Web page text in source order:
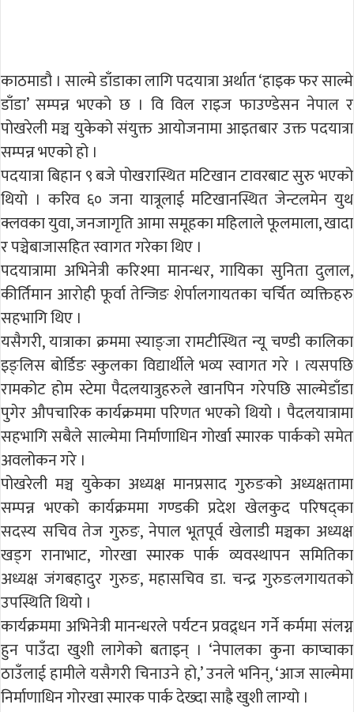
काठमाडौ । साल्मे डाँडाका लागि पदयात्रा अर्थात ‘हाइक फर साल्मे
डाँडा’ सम्पन्न भएको छ । वि विल राइज फाउण्डेसन नेपाल र
पोखरेली मञ्च युकेको संयुक्त आयोजनामा आइतबार उक्त पदयात्रा
सम्पन्न भएको हो ।
पदयात्रा बिहान ९ बजे पोखरास्थित मटिखान टावरबाट सुरु भएको
थियो । करिव ६० जना यात्रूलाई मटिखानस्थित जेन्टलमेन युथ
क्लवका युवा, जनजागृति आमा समूहका महिलाले फूलमाला, खादा
र पञ्चेबाजासहित स्वागत गरेका थिए ।
पदयात्रामा अभिनेत्री करिश्मा मानन्धर, गायिका सुनिता दुलाल,
कीर्तिमान आरोही फूर्वा तेन्जिङ शेर्पालगायतका चर्चित व्यक्तिहरु
सहभागि थिए ।
यसैगरी, यात्राका क्रममा स्याङ्जा रामटीस्थित न्यू चण्डी कालिका
इङ्लिस बोर्डिङ स्कुलका विद्यार्थीले भव्य स्वागत गरे । त्यसपछि
रामकोट होम स्टेमा पैदलयात्रुहरुले खानपिन गरेपछि साल्मेडाँडा
पुगेर औपचारिक कार्यक्रममा परिणत भएको थियो । पैदलयात्रामा
सहभागि सबैले साल्मेमा निर्माणाधिन गोर्खा स्मारक पार्कको समेत
अवलोकन गरे ।
पोखरेली मञ्च युकेका अध्यक्ष मानप्रसाद गुरुङको अध्यक्षतामा
सम्पन्न भएको कार्यक्रममा गण्डकी प्रदेश खेलकुद परिषद्का
सदस्य सचिव तेज गुरुङ, नेपाल भूतपूर्व खेलाडी मञ्चका अध्यक्ष
खड्ग रानाभाट, गोरखा स्मारक पार्क व्यवस्थापन समितिका
अध्यक्ष जंगबहादुर गुरुङ, महासचिव डा. चन्द्र गुरुङलगायतको
उपस्थिति थियो ।
कार्यक्रममा अभिनेत्री मानन्धरले पर्यटन प्रवद्र्धन गर्ने कर्ममा संलग्न
हुन पाउँदा खुशी लागेको बताइन् । ‘नेपालका कुना काप्चाका
ठाउँलाई हामीले यसैगरी चिनाउने हो,’ उनले भनिन्, ‘आज साल्मेमा
निर्माणाधिन गोरखा स्मारक पार्क देख्दा साह्रै खुशी लाग्यो ।